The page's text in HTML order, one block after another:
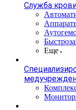
Служба
Еще